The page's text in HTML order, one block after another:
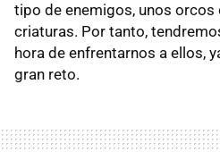
tipo de enemigos, unos
criaturas. Por tanto,
hora de enfrentarnos a ellos,
gran reto.